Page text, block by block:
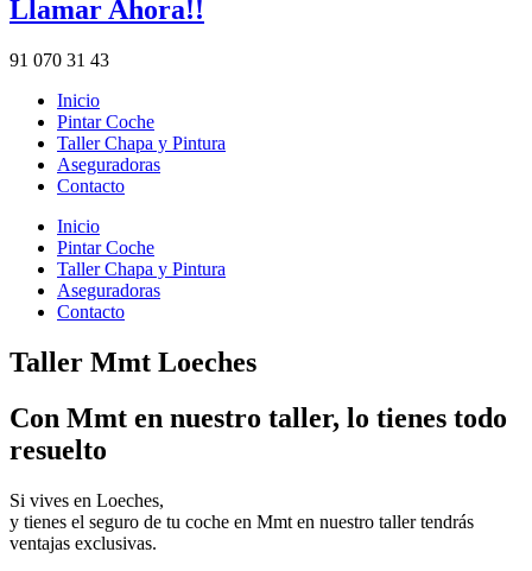
Llamar Ahora!!
91 070 31 43
Inicio
Pintar Coche
Taller Chapa y Pintura
Aseguradoras
Contacto
Inicio
Pintar Coche
Taller Chapa y Pintura
Aseguradoras
Contacto
Taller Mmt Loeches
Con Mmt en nuestro taller, lo tienes todo
resuelto
Si vives en Loeches,
y tienes el seguro de tu coche en Mmt en nuestro taller tendrás
ventajas exclusivas.